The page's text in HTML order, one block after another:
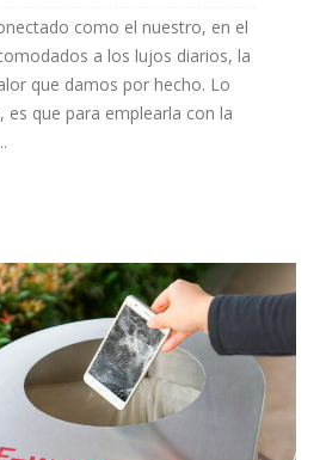
como el nuestro, en el
a los lujos diarios, la
que damos por hecho. Lo
es que para emplearla con la